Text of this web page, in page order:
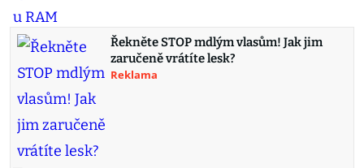
Řekněte STOP mdlým vlasům! Jak jim
zaručeně vrátíte lesk?
Reklama